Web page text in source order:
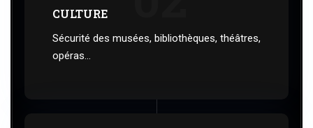
CULTURE
Sécurité des musées, bibliothèques, théâtres,
opéras...